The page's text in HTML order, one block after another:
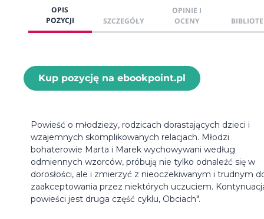
OPIS
POZYCJI
SZCZEGÓŁY
OPINIE I
OCENY
Kup pozycję na ebookpoint.pl
Powieść o młodzieży, rodzicach dorastających dzieci i
wzajemnych skomplikowanych relacjach. Młodzi
bohaterowie Marta i Marek wychowywani według
odmiennych wzorców, próbują nie tylko odnaleźć się w
dorosłości, ale i zmierzyć z nieoczekiwanym i trudnym
zaakceptowania przez niektórych uczuciem.
powieści jest druga część cyklu, Obciach".